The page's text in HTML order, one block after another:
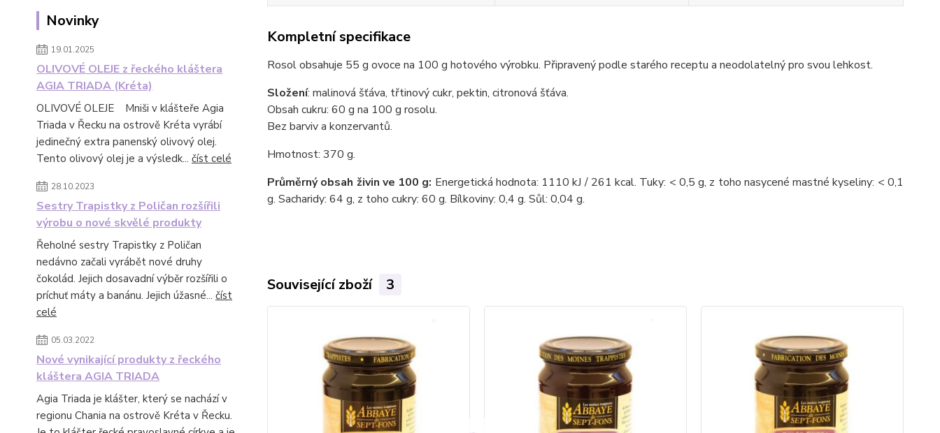
Novinky
19.01.2025
OLIVOVÉ OLEJE z řeckého kláštera
AGIA TRIADA (Kréta)
OLIVOVÉ OLEJE Mniši v klášteře Agia
Triada v Řecku na ostrově Kréta vyrábí
jedinečný extra panenský olivový olej.
Tento olivový olej je a výsledk... číst celé
28.10.2023
Sestry Trapistky z Poličan rozšířili
výrobu o nové skvělé produkty
Řeholné sestry Trapistky z Poličan
nedávno začali vyrábět nové druhy
čokolád. Jejich dosavadní výběr rozšířili o
príchuť máty a banánu. Jejich úžasné... číst
celé
05.03.2022
Nové vynikající produkty z řeckého
kláštera AGIA TRIADA
Agia Triada je klášter, který se nachází v
regionu Chania na ostrově Kréta v Řecku.
Kompletní specifikace
Rosol obsahuje 55 g ovoce na 100 g hotového výrobku. Připravený podle starého receptu a neodolatelný pro svou lehkost.
Složení: malinová šťáva, třtinový cukr, pektin, citronová šťáva.
Obsah cukru: 60 g na 100 g rosolu.
Bez barviv a konzervantů.
Hmotnost: 370 g.
Průměrný obsah živin ve 100 g: Energetická hodnota: 1110 kJ / 261 kcal. Tuky: < 0,5 g, z toho nasycené mastné kyseliny: < 0,1
g. Sacharidy: 64 g, z toho cukry: 60 g. Bílkoviny: 0,4 g. Sůl: 0,04 g.
Související zboží 3